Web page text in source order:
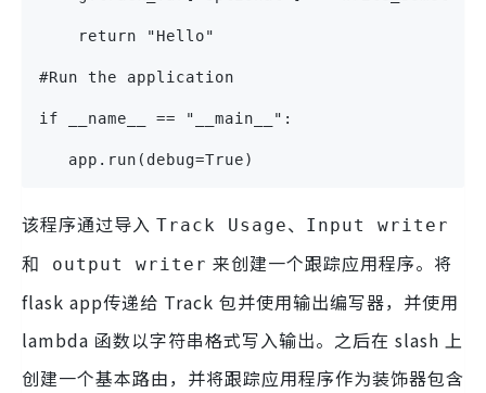
    return "Hello"
#Run the application
if __name__ == "__main__":
   app.run(debug=True)
该程序通过导入 Track Usage、Input writer
和 output writer 来创建一个跟踪应用程序。将
flask app传递给 Track 包并使用输出编写器，并使用
lambda 函数以字符串格式写入输出。之后在 slash 上
创建一个基本路由，并将跟踪应用程序作为装饰器包含